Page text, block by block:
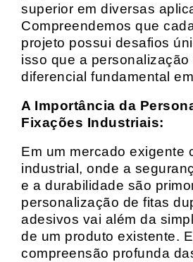
superior em diversas
Compreendemos que
projeto possui desafios
isso que a personalização
diferencial fundamental
A Importância da
Fixações Industriais:
Em um mercado exigente
industrial, onde a
e a durabilidade são
personalização de fitas
adesivos vai além da
de um produto existente.
compreensão profunda